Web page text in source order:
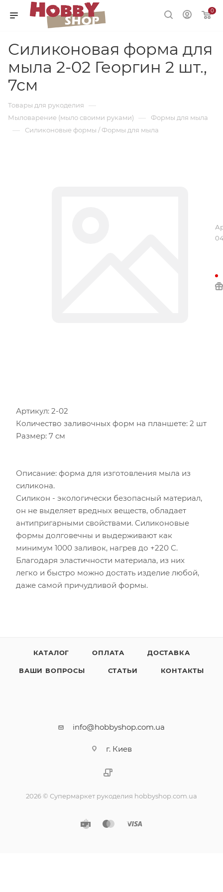
0
Силиконовая форма для
мыла 2-02 Георгин 2 шт.,
7см
Товары для рукоделия —
Мыловарение (мыло своими руками) — Формы для мыла
— Силиконовые формы / Формы для мыла
Артикул: 2-02
Количество заливочных форм на планшете: 2 шт
Размер: 7 см
Описание: форма для изготовления мыла из
силикона.
Силикон - экологически безопасный материал,
он не выделяет вредных веществ, обладает
антипригарными свойствами. Силиконовые
формы долговечны и выдерживают как
минимум 1000 заливок, нагрев до +220 С.
Благодаря эластичности материала, из них
легко и быстро можно достать изделие любой,
даже самой причудливой формы.
КАТАЛОГ ОПЛАТА ДОСТАВКА
ВАШИ ВОПРОСЫ СТАТЬИ КОНТАКТЫ
info@hobbyshop.com.ua
г. Киев
2026 © Супермаркет рукоделия hobbyshop.com.ua